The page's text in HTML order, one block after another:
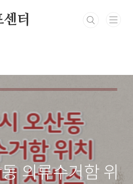
터
의류수거함 위